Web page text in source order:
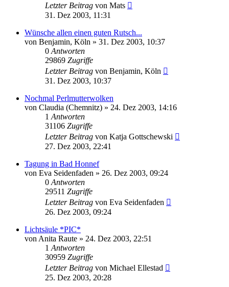
Letzter Beitrag von Mats
31. Dez 2003, 11:31
Wünsche allen einen guten Rutsch...
von Benjamin, Köln » 31. Dez 2003, 10:37
0 Antworten
29869 Zugriffe
Letzter Beitrag von Benjamin, Köln
31. Dez 2003, 10:37
Nochmal Perlmutterwolken
von Claudia (Chemnitz) » 24. Dez 2003, 14:16
1 Antworten
31106 Zugriffe
Letzter Beitrag von Katja Gottschewski
27. Dez 2003, 22:41
Tagung in Bad Honnef
von Eva Seidenfaden » 26. Dez 2003, 09:24
0 Antworten
29511 Zugriffe
Letzter Beitrag von Eva Seidenfaden
26. Dez 2003, 09:24
Lichtsäule *PIC*
von Anita Raute » 24. Dez 2003, 22:51
1 Antworten
30959 Zugriffe
Letzter Beitrag von Michael Ellestad
25. Dez 2003, 20:28